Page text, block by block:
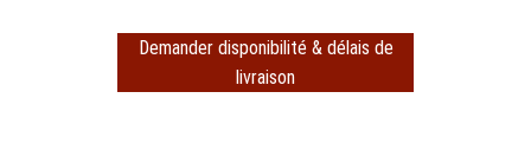
Demander disponibilité & délais de
livraison